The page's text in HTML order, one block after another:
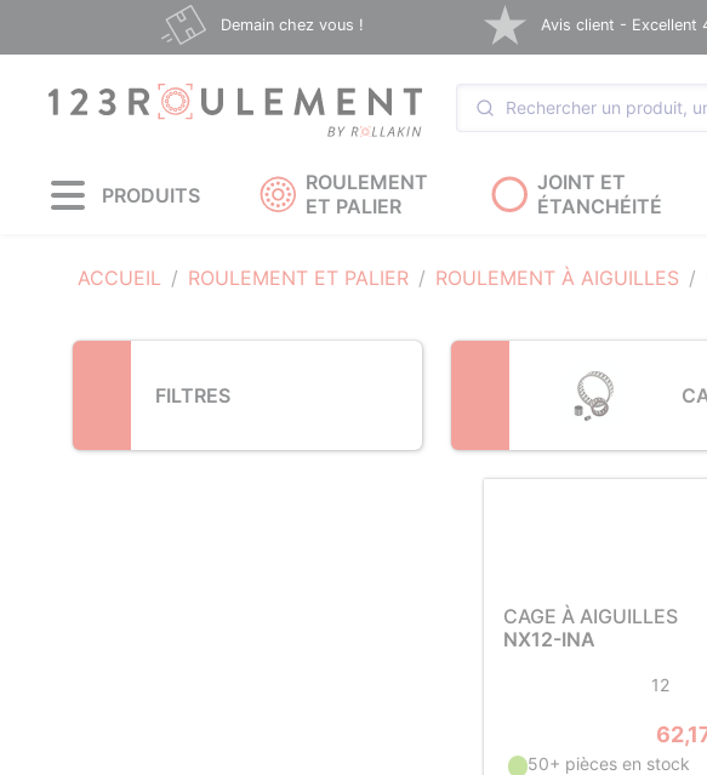
Demain chez vous ! Avis client - Excellent
PRODUITS
ROULEMENT
ET PALIER
JOINT ET
ÉTANCHÉITÉ
ACCUEIL ROULEMENT ET PALIER ROULEMENT À AIGUILLES
FILTRES
CAGE À AIGUILLES
NX12-INA
12
50+ pièces en stock